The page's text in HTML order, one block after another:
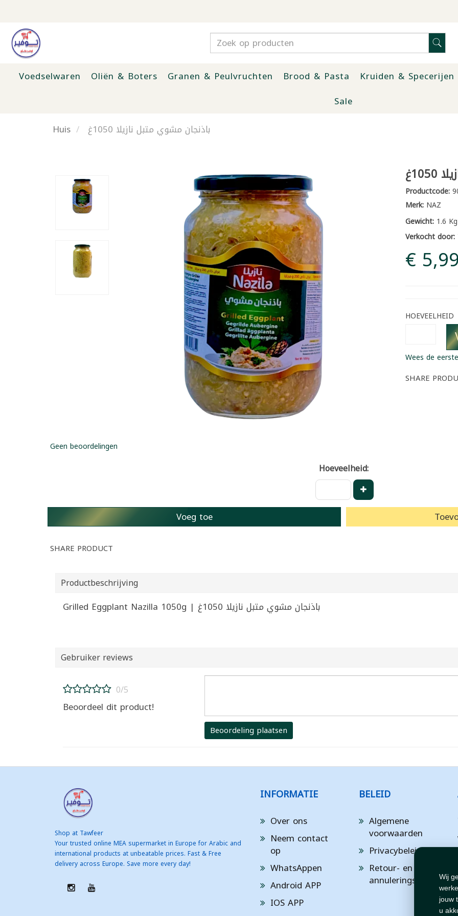
Wij
jouw
u
Voedselwaren Oliën & Boters Granen & Peulvruchten Brood & Pasta Kruiden & Specerijen
Sale
Huis
باذنجان مشوي متبل نازيلا 1050غ
Productcode:
Merk:NAZ
Gewicht:1.6 Kg
Verkocht door:
€ 5,99
HOEVEELHEID
Wees de
SHARE
Geen beoordelingen
Hoeveelheid:
Voeg toe
SHARE PRODUCT
Productbeschrijving
Grilled Eggplant Nazilla 1050g | باذنجان مشوي متبل نازيلا 1050غ
Gebruiker reviews
0/5
Beoordeel dit product!
Beoordeling plaatsen
Shop at Tawfeer
Your trusted online MEA supermarket in Europe for Arabic and
international products at unbeatable prices. Fast & Free
delivery across Europe. Save more every day!
INFORMATIE
Over ons
Neem contact
op
WhatsAppen
Android APP
IOS APP
BELEID
Algemene
voorwaarden
Privacybeleid
Retour- en
annuleringsbeleid